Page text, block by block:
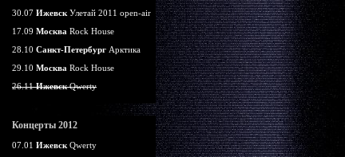
30.07 Ижевск Улетай 2011 open-air
17.09 Москва Rock House
28.10 Санкт-Петербург Арктика
29.10 Москва Rock House
26.11ИжевскQwerty
Концерты 2012
07.01 Ижевск Qwerty